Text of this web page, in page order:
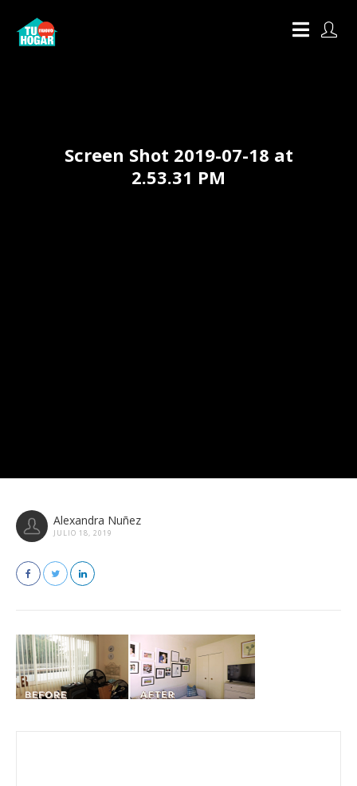
Screen Shot 2019-07-18 at
2.53.31 PM
Alexandra Nuñez
JULIO 18, 2019